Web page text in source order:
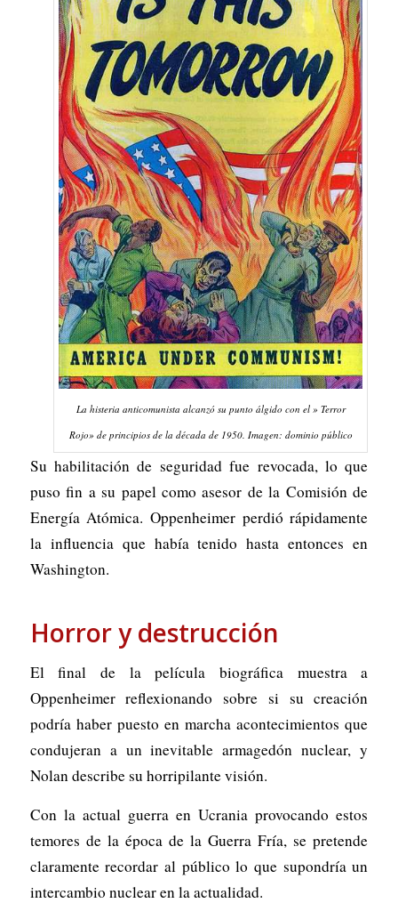
La histeria anticomunista alcanzó su punto álgido con el » Terror
Rojo» de principios de la década de 1950. Imagen: dominio público
Su habilitación de seguridad fue revocada, lo que
puso fin a su papel como asesor de la Comisión de
Energía Atómica. Oppenheimer perdió rápidamente
la influencia que había tenido hasta entonces en
Washington.
Horror y destrucción
El final de la película biográfica muestra a
Oppenheimer reflexionando sobre si su creación
podría haber puesto en marcha acontecimientos que
condujeran a un inevitablearmagedón nuclear, y
Nolan describe su horripilante visión.
Con la actual guerra en Ucrania provocando estos
temores de la época de la Guerra Fría, se pretende
claramente recordar al público lo que supondría un
intercambio nuclear en la actualidad.